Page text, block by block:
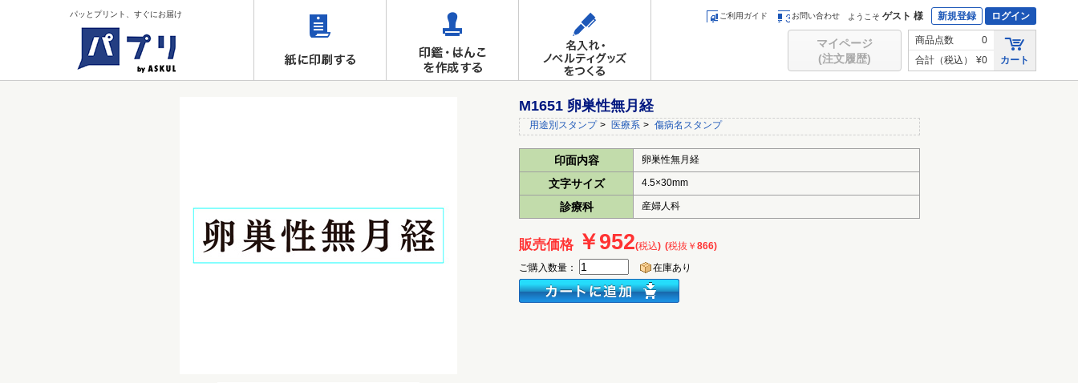
パッとプリント、すぐにお届け ご利用ガイド お問い合わせ ようこそ ゲスト 様 新規登録 ログイン
マイページ
(注文履歴)
商品点数
0
合計（税込）
¥0 カート
M1651 卵巣性無月経
用途別スタンプ > 医療系 > 傷病名スタンプ
印面内容 卵巣性無月経
文字サイズ 4.5×30mm
診療科 産婦人科
販売価格 ￥952(税込) (税抜￥866)
ご購入数量： 在庫あり